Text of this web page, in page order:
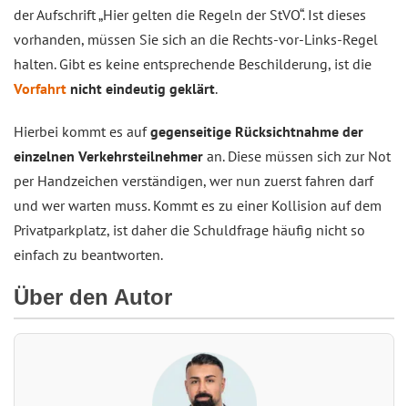
der Aufschrift „Hier gelten die Regeln der StVO“. Ist dieses
vorhanden, müssen Sie sich an die Rechts-vor-Links-Regel
halten. Gibt es keine entsprechende Beschilderung, ist die
Vorfahrt nicht eindeutig geklärt.
Hierbei kommt es aufgegenseitige Rücksichtnahme der
einzelnen Verkehrsteilnehmer an. Diese müssen sich zur Not
per Handzeichen verständigen, wer nun zuerst fahren darf
und wer warten muss. Kommt es zu einer Kollision auf dem
Privatparkplatz, ist daher die Schuldfrage häufig nicht so
einfach zu beantworten.
Über den Autor